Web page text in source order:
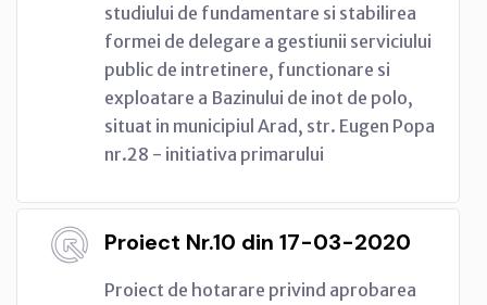
studiului de fundamentare si stabilirea
formei de delegare a gestiunii serviciului
public de intretinere, functionare si
exploatare a Bazinului de inot de polo,
situat in municipiul Arad, str. Eugen Popa
nr.28 - initiativa primarului
Proiect Nr.10 din 17-03-2020
Proiect de hotarare privind aprobarea